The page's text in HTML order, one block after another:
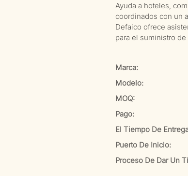
Ayuda a hoteles,
coordinados con un
Defaico ofrece
para el suministro
Marca:
Modelo:
MOQ:
Pago:
El Tiempo De
Puerto De Inicio:
Proceso De Dar Un